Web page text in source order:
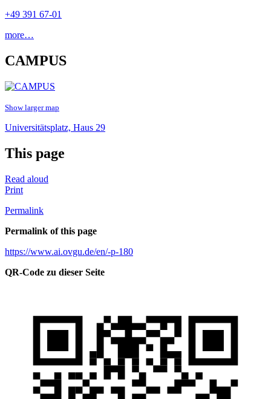
+49 391 67-01
more…
CAMPUS
Show larger map
Universitätsplatz, Haus 29
This page
Read aloud
Print
Permalink
Permalink of this page
https://www.ai.ovgu.de/en/-p-180
QR-Code zu dieser Seite